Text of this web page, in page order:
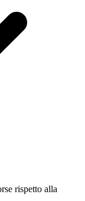
rispetto alla